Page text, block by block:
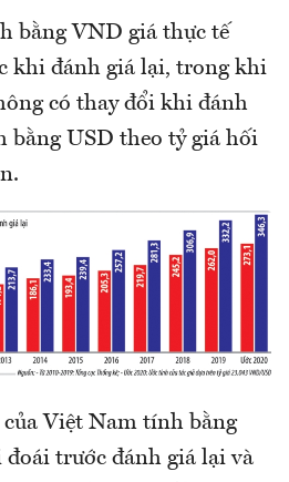
bằng VND giá thực tế
khi đánh giá lại, trong khi
có thay đổi khi đánh
bằng USD theo tỷ giá hối
Việt Nam tính bằng
đoái trước đánh giá lại và